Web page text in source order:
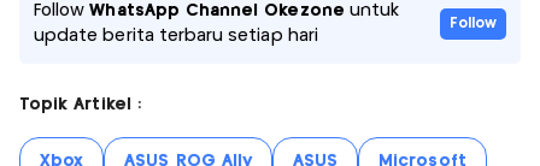
FollowWhatsApp Channel Okezone untuk
update berita terbaru setiap hari
Follow
Topik Artikel :
Xbox ASUS ROG Ally ASUS Microsoft